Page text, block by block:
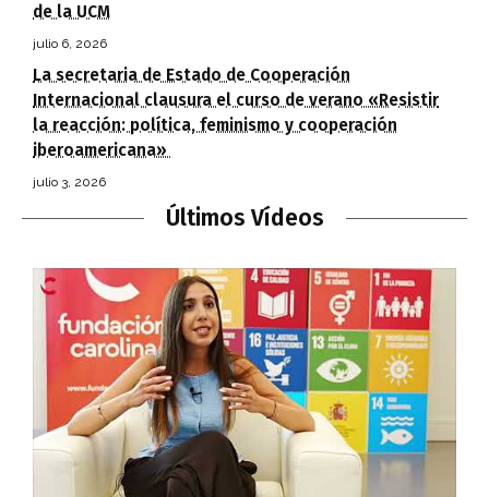
de la UCM
julio 6, 2026
La secretaria de Estado de Cooperación
Internacional clausura el curso de verano «Resistir
la reacción: política, feminismo y cooperación
iberoamericana»
julio 3, 2026
Últimos Vídeos